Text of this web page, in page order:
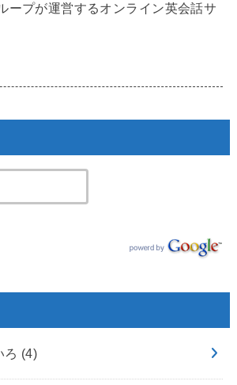
ープが運営するオンライン英会話サ
ろ (4)